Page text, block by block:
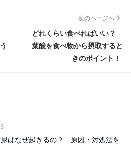
次のページへ
どれくらい食べればいい？
葉酸を食べ物から摂取すると
きのポイント！
はなぜ起きるの？ 原因・対処法を